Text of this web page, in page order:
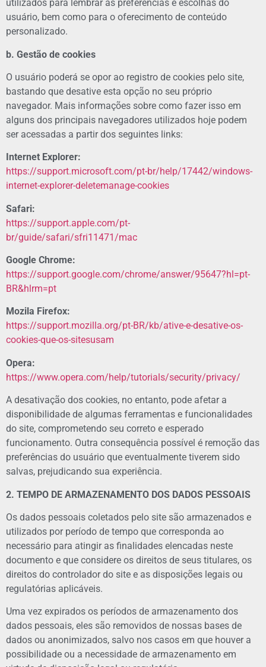
utilizados para lembrar as preferências e escolhas do
usuário, bem como para o oferecimento de conteúdo
personalizado.
b. Gestão de cookies
O usuário poderá se opor ao registro de cookies pelo site,
bastando que desative esta opção no seu próprio
navegador. Mais informações sobre como fazer isso em
alguns dos principais navegadores utilizados hoje podem
ser acessadas a partir dos seguintes links:
Internet Explorer:
https://support.microsoft.com/pt-br/help/17442/windows-
internet-explorer-deletemanage-cookies
Safari:
https://support.apple.com/pt-
br/guide/safari/sfri11471/mac
Google Chrome:
https://support.google.com/chrome/answer/95647?hl=pt-
BR&hlrm=pt
Mozila Firefox:
https://support.mozilla.org/pt-BR/kb/ative-e-desative-os-
cookies-que-os-sitesusam
Opera:
https://www.opera.com/help/tutorials/security/privacy/
A desativação dos cookies, no entanto, pode afetar a
disponibilidade de algumas ferramentas e funcionalidades
do site, comprometendo seu correto e esperado
funcionamento. Outra consequência possível é remoção das
preferências do usuário que eventualmente tiverem sido
salvas, prejudicando sua experiência.
2. TEMPO DE ARMAZENAMENTO DOS DADOS PESSOAIS
Os dados pessoais coletados pelo site são armazenados e
utilizados por período de tempo que corresponda ao
necessário para atingir as finalidades elencadas neste
documento e que considere os direitos de seus titulares, os
direitos do controlador do site e as disposições legais ou
regulatórias aplicáveis.
Uma vez expirados os períodos de armazenamento dos
dados pessoais, eles são removidos de nossas bases de
dados ou anonimizados, salvo nos casos em que houver a
possibilidade ou a necessidade de armazenamento em